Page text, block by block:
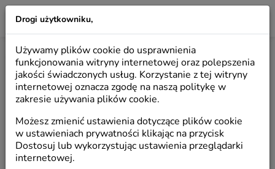
LILIO
Start / Produkty / Bombki choinkowe / Bombki jednokolorowe
Drogi użytkowniku,
Używamy plików cookie do usprawnienia
funkcjonowania witryny internetowej oraz polepszenia
jakości świadczonych usług. Korzystanie z tej witryny
internetowej oznacza zgodę na naszą politykę w
zakresie używania plików cookie.
Możesz zmienić ustawienia dotyczące plików cookie
w ustawieniach prywatności klikając na przycisk
Dostosuj lub wykorzystując ustawienia przeglądarki
internetowej.